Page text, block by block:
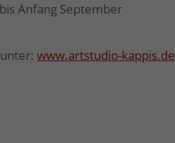
Anfang September
www.artstudio-kappis.de